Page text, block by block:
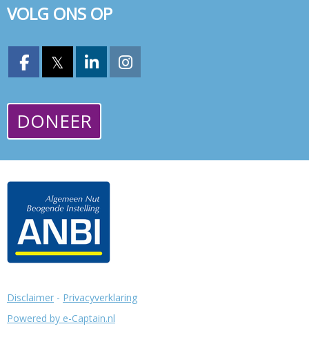
VOLG ONS OP
𝕏
DONEER
Disclaimer - Privacyverklaring
Powered by e-Captain.nl